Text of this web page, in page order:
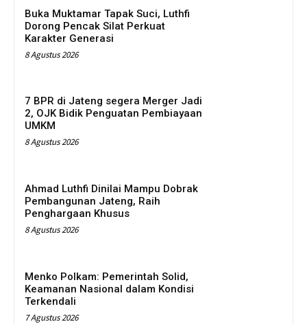
Buka Muktamar Tapak Suci, Luthfi
Dorong Pencak Silat Perkuat
Karakter Generasi
8 Agustus 2026
7 BPR di Jateng segera Merger Jadi
2, OJK Bidik Penguatan Pembiayaan
UMKM
8 Agustus 2026
Ahmad Luthfi Dinilai Mampu Dobrak
Pembangunan Jateng, Raih
Penghargaan Khusus
8 Agustus 2026
Menko Polkam: Pemerintah Solid,
Keamanan Nasional dalam Kondisi
Terkendali
7 Agustus 2026